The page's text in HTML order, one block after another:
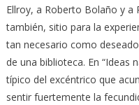
Ellroy, a Roberto Bolaño y a
también, sitio para la
tan necesario como
de una biblioteca. En “Ideas
típico del excéntrico que
sentir fuertemente la